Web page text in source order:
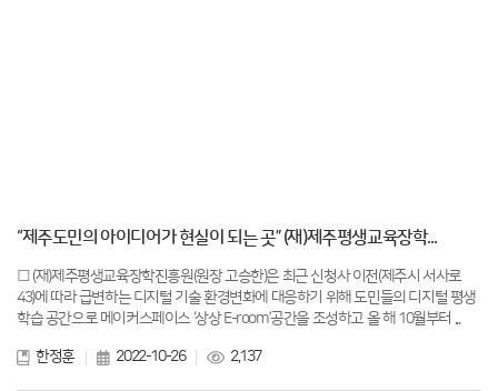
“제주도민의 아이디어가 현실이 되는 곳” (재)제주평생교육장학...
□ (재)제주평생교육장학진흥원(원장 고승한)은 최근 신청사 이전(제주시 서사로
43)에 따라 급변하는 디지털 기술 환경변화에 대응하기 위해 도민들의 디지털 평생
학습 공간으로 메이커스페이스 ‘상상 E-room’공간을 조성하고 올 해 10월부터 ...
한정훈 2022-10-26 2,137